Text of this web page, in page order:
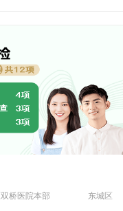
桥医院本部 东城区